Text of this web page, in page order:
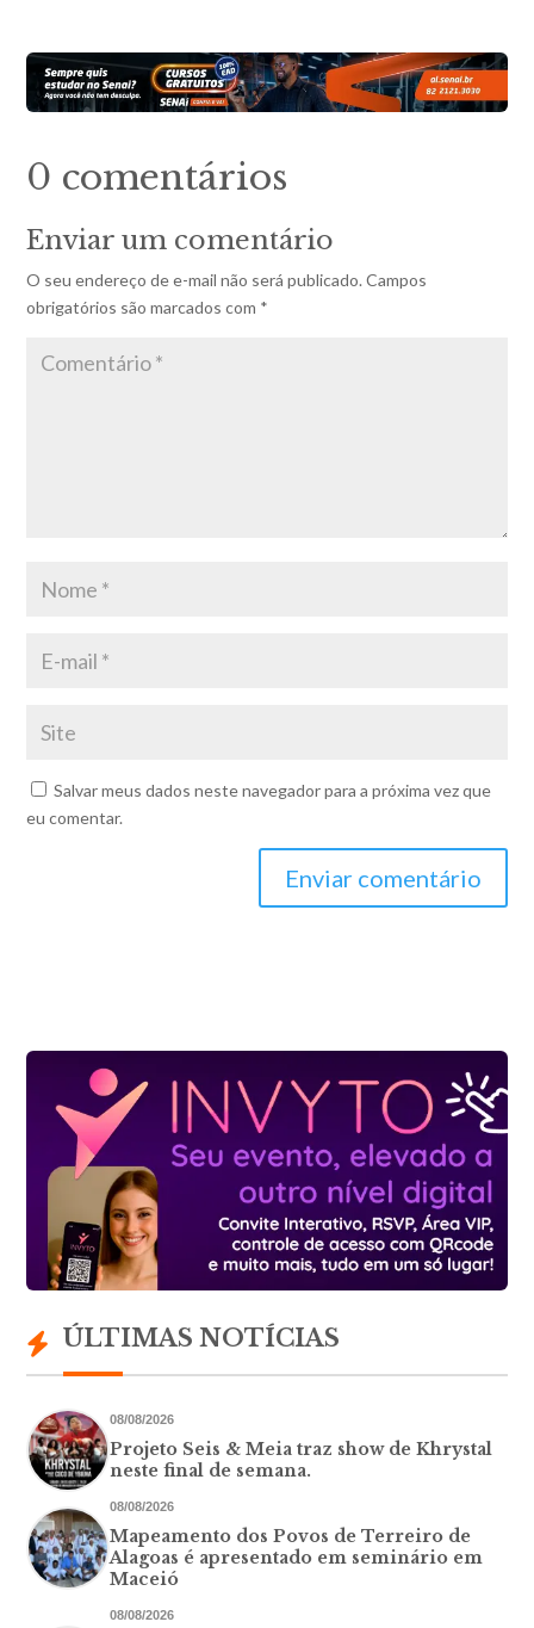
0 comentários
Enviar um comentário
O seu endereço de e-mail não será publicado. Campos
obrigatórios são marcados com *
Salvar meus dados neste navegador para a próxima vez que
eu comentar.
Enviar comentário
ÚLTIMAS NOTÍCIAS
08/08/2026
Projeto Seis & Meia traz show de Khrystal
neste final de semana.
08/08/2026
Mapeamento dos Povos de Terreiro de
Alagoas é apresentado em seminário em
Maceió
08/08/2026